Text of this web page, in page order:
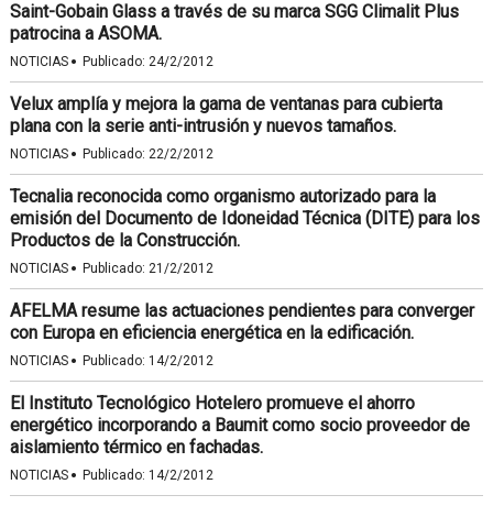
Saint-Gobain Glass a través de su marca SGG Climalit Plus
patrocina a ASOMA.
NOTICIAS · Publicado: 24/2/2012
Velux amplía y mejora la gama de ventanas para cubierta
plana con la serie anti-intrusión y nuevos tamaños.
NOTICIAS · Publicado: 22/2/2012
Tecnalia reconocida como organismo autorizado para la
emisión del Documento de Idoneidad Técnica (DITE) para los
Productos de la Construcción.
NOTICIAS · Publicado: 21/2/2012
AFELMA resume las actuaciones pendientes para converger
con Europa en eficiencia energética en la edificación.
NOTICIAS · Publicado: 14/2/2012
El Instituto Tecnológico Hotelero promueve el ahorro
energético incorporando a Baumit como socio proveedor de
aislamiento térmico en fachadas.
NOTICIAS · Publicado: 14/2/2012